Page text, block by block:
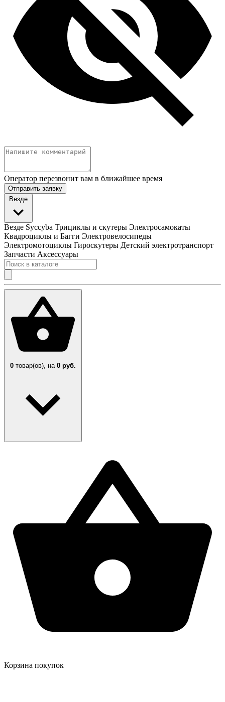
Оператор перезвонит вам в ближайшее время
Отправить заявку
Везде
Везде Syccyba Трициклы и скутеры Электросамокаты
Квадроциклы и Багги Электровелосипеды
Электромотоциклы Гироскутеры Детский электротранспорт
Запчасти Аксессуары
0 товар(ов), на 0 руб.
Корзина покупок